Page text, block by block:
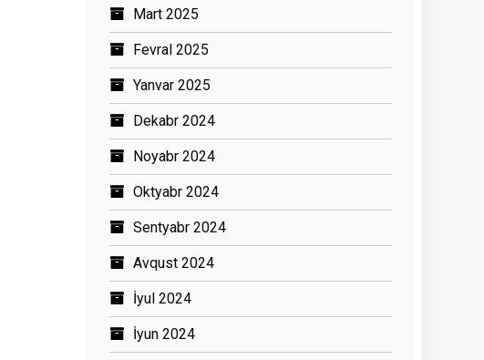
Mart 2025
Fevral 2025
Yanvar 2025
Dekabr 2024
Noyabr 2024
Oktyabr 2024
Sentyabr 2024
Avqust 2024
İyul 2024
İyun 2024